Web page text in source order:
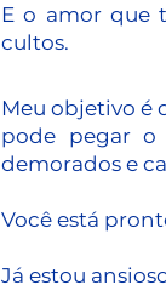
E o amor que
cultos.
Meu objetivo é
pode pegar o
demorados e
Você está
Já estou